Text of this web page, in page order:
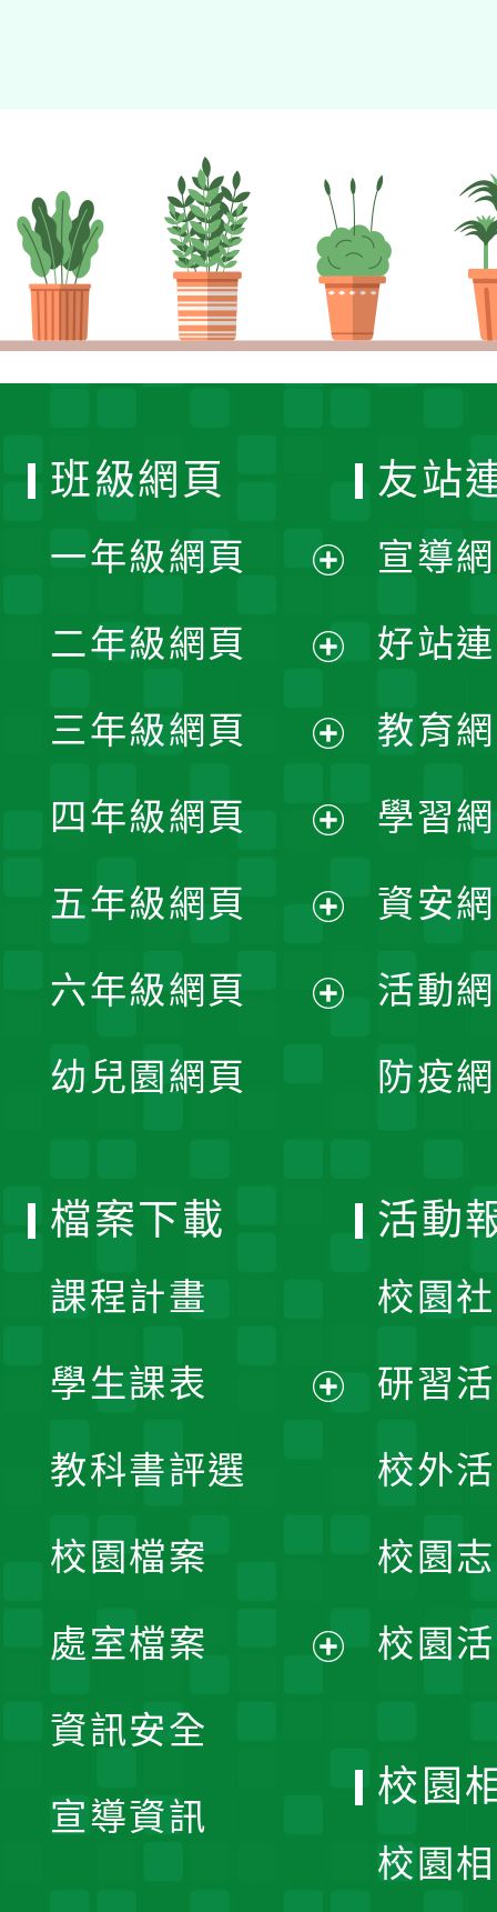
班級網頁
一年級網頁
開
選
單
二年級網頁
開
選
單
三年級網頁
開
選
單
四年級網頁
開
選
五年級網頁
開
六年級網頁
幼兒園網頁
友站
宣導
好站
教育
學習
資安
活動
防疫
檔案下載
課程計畫
學生課表
單
教科書評選
校園檔案
處室檔案
資訊安全
宣導資訊
活動
校園
研習
校外
校園
校園
校園
校園